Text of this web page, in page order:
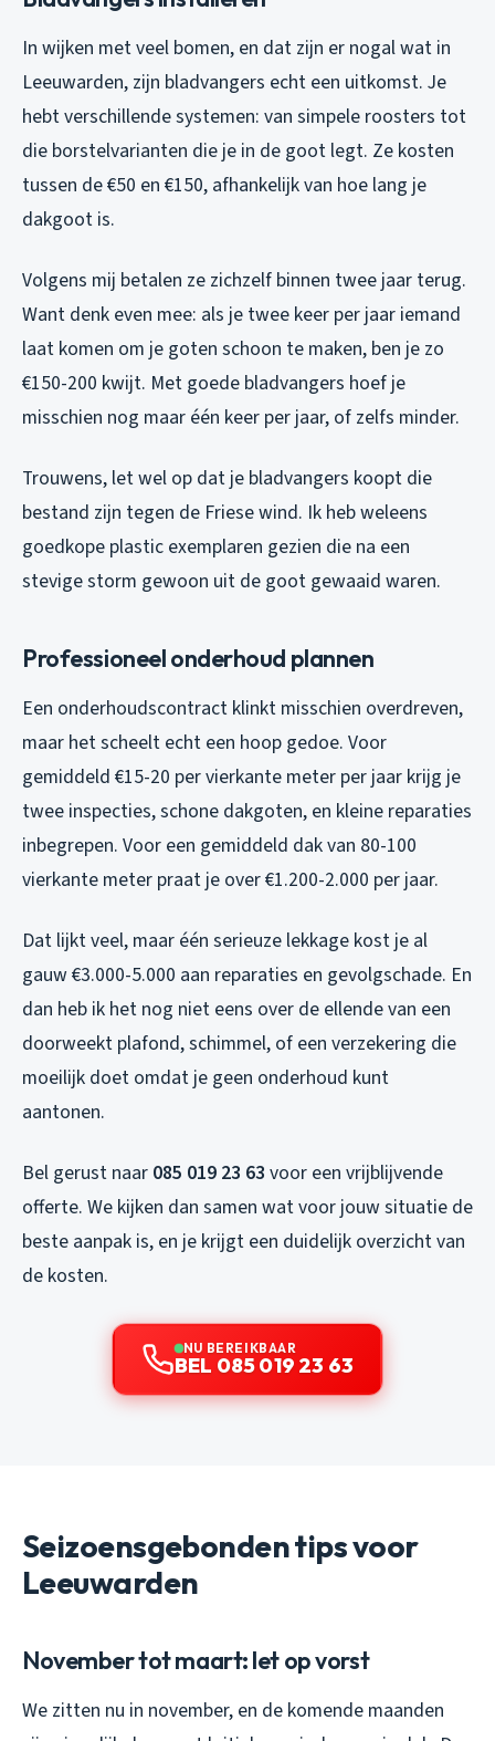
In wijken met veel bomen, en dat zijn er nogal wat in
Leeuwarden, zijn bladvangers echt een uitkomst. Je
hebt verschillende systemen: van simpele roosters tot
die borstelvarianten die je in de goot legt. Ze kosten
tussen de €50 en €150, afhankelijk van hoe lang je
dakgoot is.
Volgens mij betalen ze zichzelf binnen twee jaar terug.
Want denk even mee: als je twee keer per jaar iemand
laat komen om je goten schoon te maken, ben je zo
€150-200 kwijt. Met goede bladvangers hoef je
misschien nog maar één keer per jaar, of zelfs minder.
Trouwens, let wel op dat je bladvangers koopt die
bestand zijn tegen de Friese wind. Ik heb weleens
goedkope plastic exemplaren gezien die na een
stevige storm gewoon uit de goot gewaaid waren.
Professioneel onderhoud plannen
Een onderhoudscontract klinkt misschien overdreven,
maar het scheelt echt een hoop gedoe. Voor
gemiddeld €15-20 per vierkante meter per jaar krijg je
twee inspecties, schone dakgoten, en kleine reparaties
inbegrepen. Voor een gemiddeld dak van 80-100
vierkante meter praat je over €1.200-2.000 per jaar.
Dat lijkt veel, maar één serieuze lekkage kost je al
gauw €3.000-5.000 aan reparaties en gevolgschade. En
dan heb ik het nog niet eens over de ellende van een
doorweekt plafond, schimmel, of een verzekering die
moeilijk doet omdat je geen onderhoud kunt
aantonen.
Bel gerust naar 085 019 23 63 voor een vrijblijvende
offerte. We kijken dan samen wat voor jouw situatie de
beste aanpak is, en je krijgt een duidelijk overzicht van
de kosten.
NU BEREIKBAAR
BEL 085 019 23 63
Seizoensgebonden tips voor
Leeuwarden
November tot maart: let op vorst
We zitten nu in november, en de komende maanden